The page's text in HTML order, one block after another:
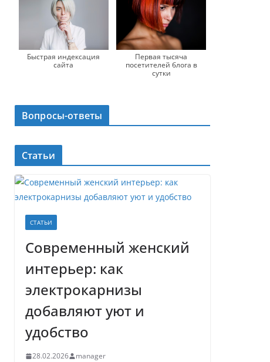
Быстрая индексация
сайта
Первая тысяча
посетителей блога в
сутки
Вопросы-ответы
Статьи
СТАТЬИ
Современный женский
интерьер: как
электрокарнизы
добавляют уют и
удобство
28.02.2026 manager